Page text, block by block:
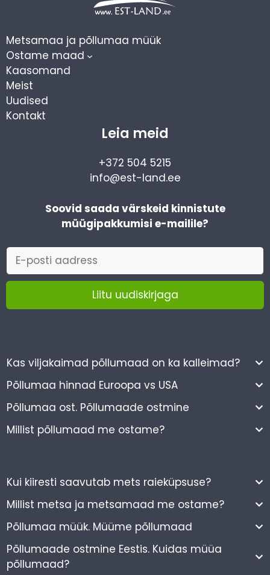
Metsamaa ja põllumaa müük
Ostame maad
Kaasomand
Meist
Uudised
Kontakt
Leia meid
+372 504 5215
info@est-land.ee
Soovid saada värskeid kinnistute
müügipakkumisi e-mailile?
Kas viljakaimad põllumaad on ka kalleimad?
Põllumaa hinnad Euroopa vs USA
Põllumaa ost. Põllumaade ostmine
Millist põllumaad me ostame?
Kui kiiresti saavutab mets raieküpsuse?
Millist metsa ja metsamaad me ostame?
Põllumaa müük. Müüme põllumaad
Põllumaade ostmine Eestis. Kuidas müüa
põllumaad?